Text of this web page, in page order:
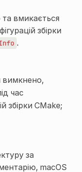
вмикається
збірки
.
вимкнено,
час
збірки CMake;
за
macOS